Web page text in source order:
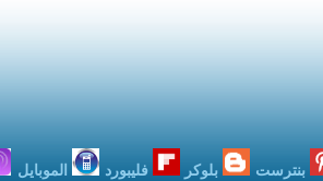
بنترست بلوكر فليبورد الموبايل